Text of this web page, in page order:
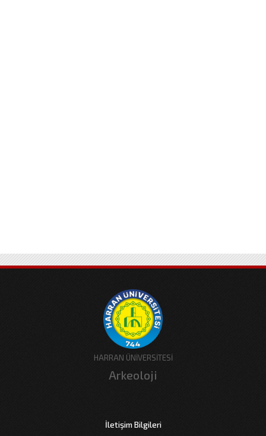
HARRAN ÜNİVERSİTESİ
Arkeoloji
İletişim Bilgileri